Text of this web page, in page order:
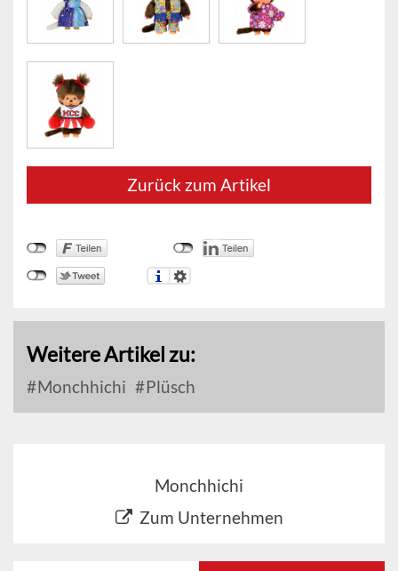
Zurück zum Artikel
Weitere Artikel zu:
Monchhichi Plüsch
Monchhichi
Zum Unternehmen